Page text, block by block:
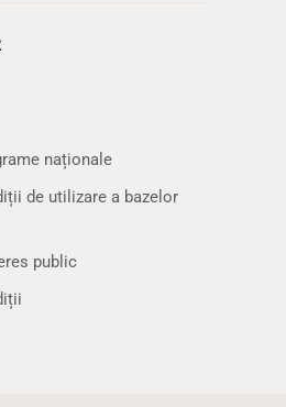
naționale
de utilizare a bazelor
public